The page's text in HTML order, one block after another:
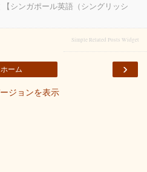
シンガポール英語（シングリッシ
Simple Related Posts Widget
›
ホーム
ジョンを表示